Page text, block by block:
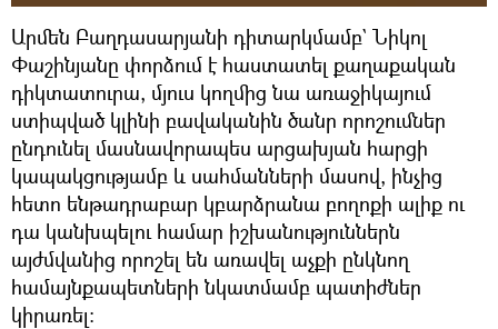
Արմեն Բաղդասարյանի դիտարկմամբ` Նիկոլ
Փաշինյանը փորձում է հաստատել քաղաքական
դիկտատուրա, մյուս կողմից նա առաջիկայում
ստիպված կլինի բավականին ծանր որոշումներ
ընդունել մասնավորապես արցախյան հարցի
կապակցությամբ և սահմանների մասով, ինչից
հետո ենթադրաբար կբարձրանա բողոքի ալիք ու
դա կանխպելու համար իշխանություններն
այժմվանից որոշել են առավել աչքի ընկնող
համայնքապետների նկատմամբ պատիժներ
կիրառել։